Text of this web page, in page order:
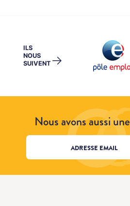
ILS
NOUS
SUIVENT →
Nous avons aussi une